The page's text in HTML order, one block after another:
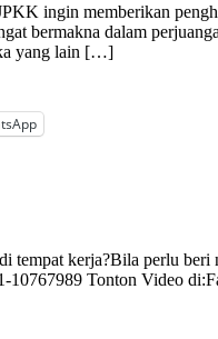
ingin memberikan
bermakna dalam
yang lain […]
tempat kerja?Bila perlu
10767989 Tonton Video